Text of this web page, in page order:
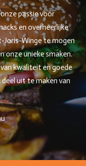
passie voor
en overheerlijke
Joris-Winge te mogen
onze unieke smaken.
kwaliteit en goede
uit te maken van